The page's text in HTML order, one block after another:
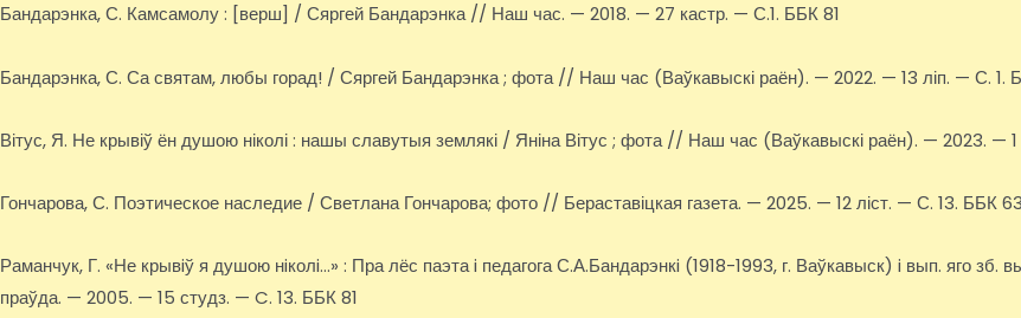
Бандарэнка, С. Камсамолу : [верш] / Сяргей Бандарэнка // Наш час. — 2018. — 27 кастр. — С.1. ББК 81
Бандарэнка, С. Са святам, любы горад! / Сяргей Бандарэнка ; фота // Наш час (Ваўкавыскі раён). — 2022. — 13 ліп. — С. 1.
Вітус, Я. Не крывіў ён душою ніколі : нашы славутыя землякі / Яніна Вітус ; фота // Наш час (Ваўкавыскі раён). — 2023. —
Гончарова, С. Поэтическое наследие / Светлана Гончарова; фото // Бераставіцкая газета. — 2025. — 12 ліст. — С. 13. ББК
Раманчук, Г. «Не крывiў я душою нiколi…» : Пра лёс паэта i педагога С.А.Бандарэнкi (1918-1993, г. Ваўкавыск) i вып. яго
праўда. — 2005. — 15 студз. — C. 13. ББК 81